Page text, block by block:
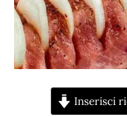
Inserisci